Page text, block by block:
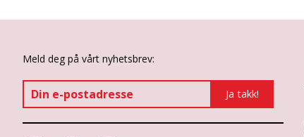
Meld deg på vårt nyhetsbrev: